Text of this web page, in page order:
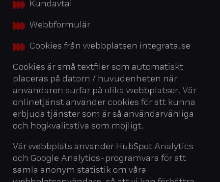
Kundavtal
Webbformulär
Cookies från webbplatsen integrata.se
Cookies är små textfiler som automatiskt
placeras på datorn / huvudenheten när
användaren surfar på olika webbplatser. Vår
onlinetjänst använder cookies för att kunna
erbjuda tjänster som är så användarvänliga
och högkvalitativa som möjligt.
Vår webbplats använder HubSpot Analytics
och Google Analytics-programvara för att
samla anonym statistik om våra